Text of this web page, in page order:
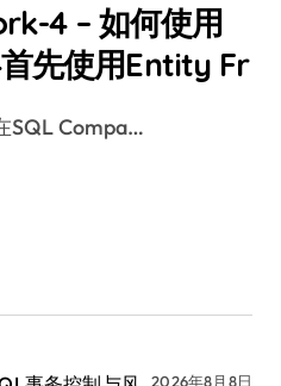
4 – 如何使用
先使用Entity Fr
SQL Compa…
2026年8月8日